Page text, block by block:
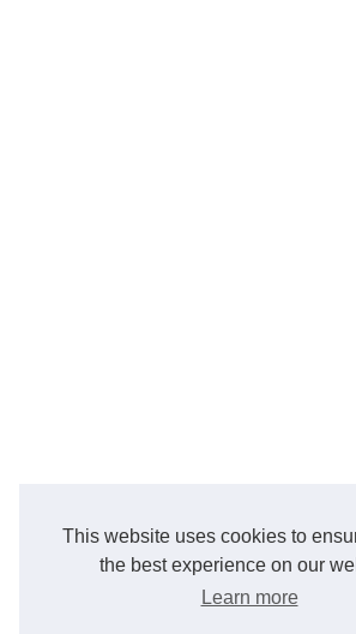
This website uses cookies to
the best experience on our
Learn more